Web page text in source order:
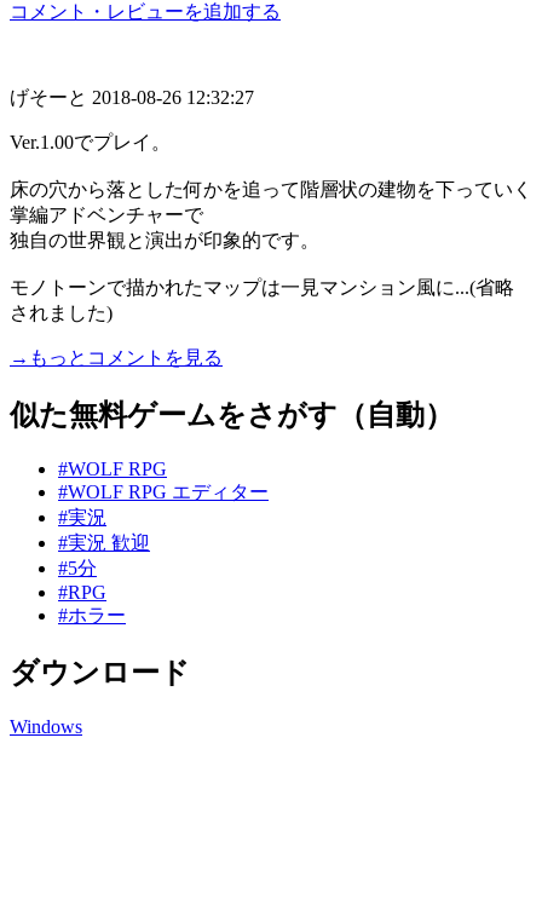
コメント・レビューを追加する
げそーと 2018-08-26 12:32:27
Ver.1.00でプレイ。
床の穴から落とした何かを追って階層状の建物を下っていく
掌編アドベンチャーで
独自の世界観と演出が印象的です。
モノトーンで描かれたマップは一見マンション風に...(省略
されました)
→もっとコメントを見る
似た無料ゲームをさがす（自動）
#WOLF RPG
#WOLF RPG エディター
#実況
#実況 歓迎
#5分
#RPG
#ホラー
ダウンロード
Windows